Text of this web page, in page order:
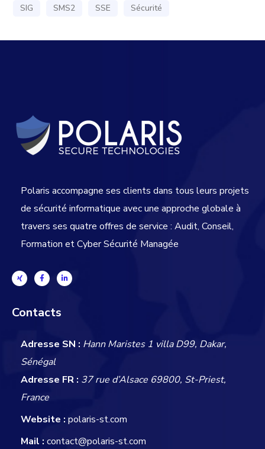
SIG
SMS2 SSE Sécurité
Polaris accompagne ses clients dans tous leurs projets
de sécurité informatique avec une approche globale à
travers ses quatre offres de service : Audit, Conseil,
Formation et Cyber Sécurité Managée
Contacts
Adresse SN : Hann Maristes 1 villa D99, Dakar,
Sénégal
Adresse FR : 37 rue d’Alsace 69800, St-Priest,
France
Website : polaris-st.com
Mail : contact@polaris-st.com